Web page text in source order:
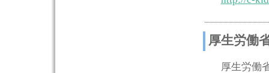
厚生労働
厚生労働